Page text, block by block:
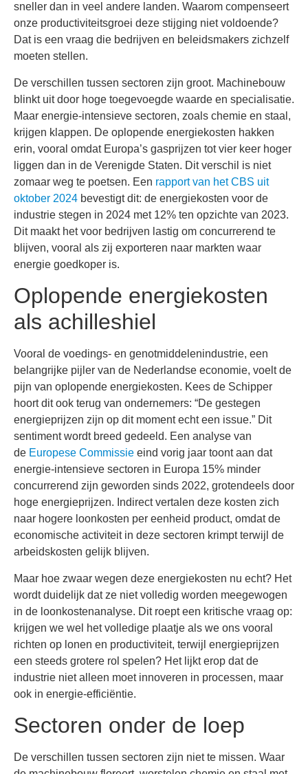
sneller dan in veel andere landen. Waarom compenseert
onze productiviteitsgroei deze stijging niet voldoende?
Dat is een vraag die bedrijven en beleidsmakers zichzelf
moeten stellen.
De verschillen tussen sectoren zijn groot. Machinebouw
blinkt uit door hoge toegevoegde waarde en specialisatie.
Maar energie-intensieve sectoren, zoals chemie en staal,
krijgen klappen. De oplopende energiekosten hakken
erin, vooral omdat Europa’s gasprijzen tot vier keer hoger
liggen dan in de Verenigde Staten. Dit verschil is niet
zomaar weg te poetsen. Een rapport van het CBS uit
oktober 2024 bevestigt dit: de energiekosten voor de
industrie stegen in 2024 met 12% ten opzichte van 2023.
Dit maakt het voor bedrijven lastig om concurrerend te
blijven, vooral als zij exporteren naar markten waar
energie goedkoper is.
Oplopende energiekosten
als achilleshiel
Vooral de voedings- en genotmiddelenindustrie, een
belangrijke pijler van de Nederlandse economie, voelt de
pijn van oplopende energiekosten. Kees de Schipper
hoort dit ook terug van ondernemers: “De gestegen
energieprijzen zijn op dit moment echt een issue.” Dit
sentiment wordt breed gedeeld. Een analyse van
de Europese Commissie eind vorig jaar toont aan dat
energie-intensieve sectoren in Europa 15% minder
concurrerend zijn geworden sinds 2022, grotendeels door
hoge energieprijzen. Indirect vertalen deze kosten zich
naar hogere loonkosten per eenheid product, omdat de
economische activiteit in deze sectoren krimpt terwijl de
arbeidskosten gelijk blijven.
Maar hoe zwaar wegen deze energiekosten nu echt? Het
wordt duidelijk dat ze niet volledig worden meegewogen
in de loonkostenanalyse. Dit roept een kritische vraag op:
krijgen we wel het volledige plaatje als we ons vooral
richten op lonen en productiviteit, terwijl energieprijzen
een steeds grotere rol spelen? Het lijkt erop dat de
industrie niet alleen moet innoveren in processen, maar
ook in energie-efficiëntie.
Sectoren onder de loep
De verschillen tussen sectoren zijn niet te missen. Waar